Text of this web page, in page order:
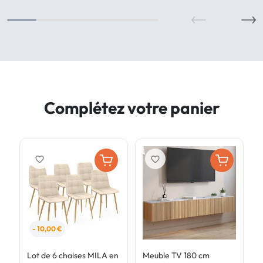
Complétez votre panier
- 10,00 €
Lot de 6 chaises MILA en
favorite_border
Meuble TV 180 cm
favorite_border